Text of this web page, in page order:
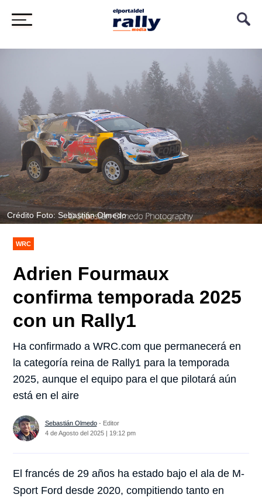
Crédito Foto: Sebastián Olmedo
WRC
Adrien Fourmaux
confirma temporada 2025
con un Rally1
Ha confirmado a WRC.com que permanecerá en
la categoría reina de Rally1 para la temporada
2025, aunque el equipo para el que pilotará aún
está en el aire
Sebastián Olmedo- Editor
4 de Agosto del 2025 | 19:12 pm
El francés de 29 años ha estado bajo el ala de M-
Sport Ford desde 2020, compitiendo tanto en